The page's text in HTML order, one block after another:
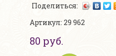
Поделиться:
Артикул: 29 962
80 руб.